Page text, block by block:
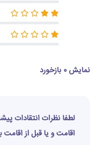
نمایش 0 بازخورد
لطفا نظرات انتقادات
اقامت و یا قبل از اقامت